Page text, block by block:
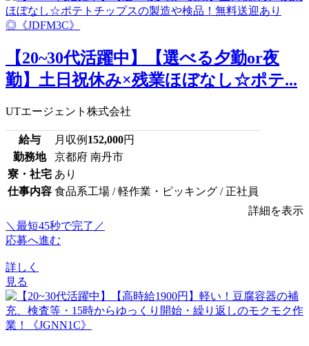
【20~30代活躍中】【選べる夕勤or夜
勤】土日祝休み×残業ほぼなし☆ポテ...
UTエージェント株式会社
給与 月収例 152,000円
勤務地
京都府 南丹市
寮・社宅 あり
仕事内容 食品系工場 / 軽作業・ピッキング / 正社員
詳細を表示
＼最短45秒で完了／
応募へ進む
詳しく
見る